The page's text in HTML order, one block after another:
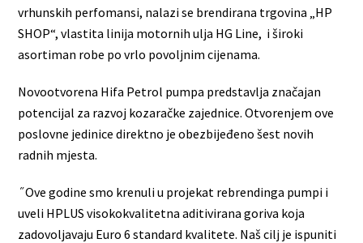
vrhunskih perfomansi, nalazi se brendirana trgovina „HP
SHOP“, vlastita linija motornih ulja HG Line, i široki
asortiman robe po vrlo povoljnim cijenama.
Novootvorena Hifa Petrol pumpa predstavlja značajan
potencijal za razvoj kozaračke zajednice. Otvorenjem ove
poslovne jedinice direktno je obezbijeđeno šest novih
radnih mjesta.
˝Ove godine smo krenuli u projekat rebrendinga pumpi i
uveli HPLUS visokokvalitetna aditivirana goriva koja
zadovoljavaju Euro 6 standard kvalitete. Naš cilj je ispuniti